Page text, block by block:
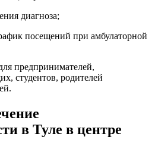
диагноза;
посещений при амбулаторной
предпринимателей,
студентов, родителей
в Туле в центре